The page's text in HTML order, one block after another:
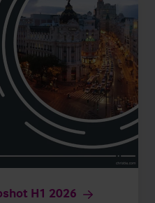
H1 2026